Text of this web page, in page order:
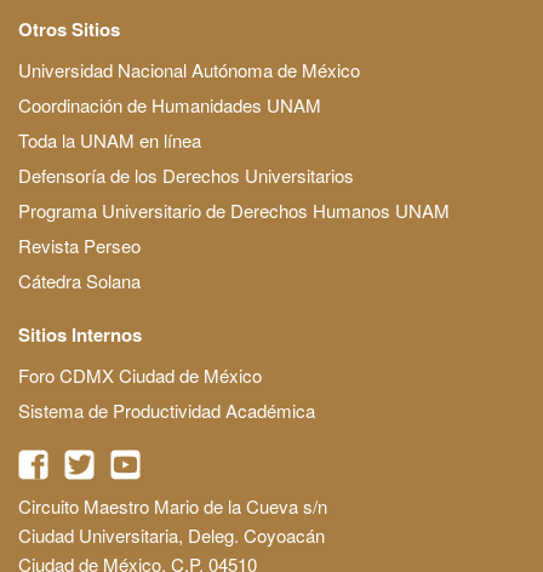
Otros Sitios
Universidad Nacional Autónoma de México
Coordinación de Humanidades UNAM
Toda la UNAM en línea
Defensoría de los Derechos Universitarios
Programa Universitario de Derechos Humanos UNAM
Revista Perseo
Cátedra Solana
Sitios Internos
Foro CDMX Ciudad de México
Sistema de Productividad Académica
Circuito Maestro Mario de la Cueva s/n
Ciudad Universitaria, Deleg. Coyoacán
Ciudad de México, C.P. 04510